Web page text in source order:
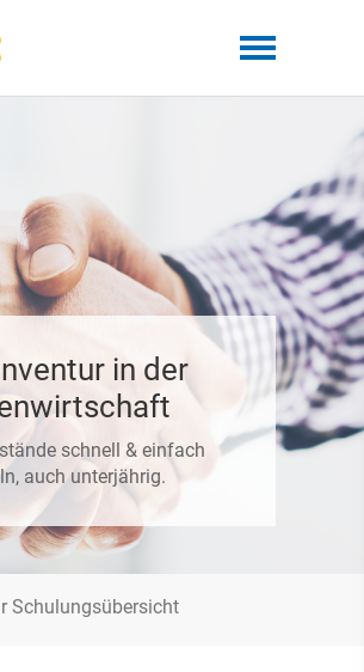
in der
schnell & einfach
auch unterjährig.
Schulungsübersicht